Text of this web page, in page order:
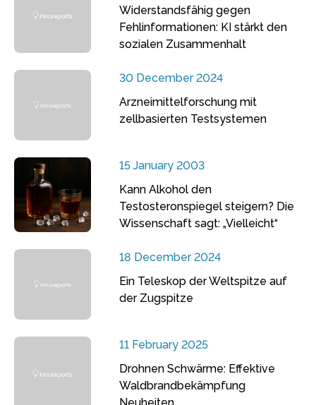
Widerstandsfähig gegen
Fehlinformationen: KI stärkt den
sozialen Zusammenhalt
30 December 2024
Arzneimittelforschung mit
zellbasierten Testsystemen
15 January 2003
Kann Alkohol den
Testosteronspiegel steigern? Die
Wissenschaft sagt: „Vielleicht“
18 December 2024
Ein Teleskop der Weltspitze auf
der Zugspitze
11 February 2025
Drohnen Schwärme: Effektive
Waldbrandbekämpfung